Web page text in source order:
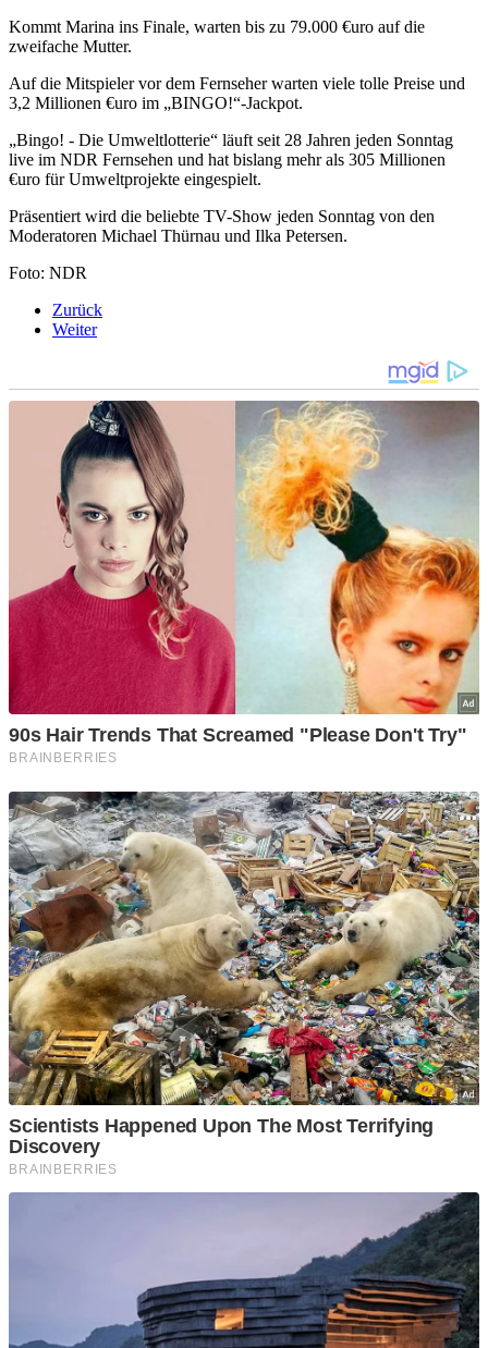
Kommt Marina ins Finale, warten bis zu 79.000 €uro auf die
zweifache Mutter.
Auf die Mitspieler vor dem Fernseher warten viele tolle Preise und
3,2 Millionen €uro im „BINGO!“-Jackpot.
„Bingo! - Die Umweltlotterie“ läuft seit 28 Jahren jeden Sonntag
live im NDR Fernsehen und hat bislang mehr als 305 Millionen
€uro für Umweltprojekte eingespielt.
Präsentiert wird die beliebte TV-Show jeden Sonntag von den
Moderatoren Michael Thürnau und Ilka Petersen.
Foto: NDR
Zurück
Weiter